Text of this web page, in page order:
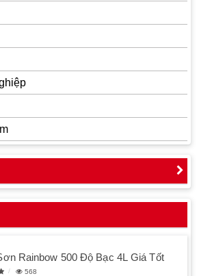
Rainbow 500 Độ Bạc 4L Giá Tốt
568